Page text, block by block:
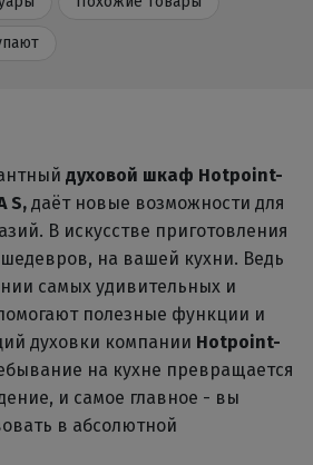
духовой шкаф Hotpoint-
S, даёт новые возможности для
В искусстве приготовления
на вашей кухни. Ведь
самых удивительных и
полезные функции и
духовки компании Hotpoint-
на кухне превращается
и самое главное - вы
в абсолютной